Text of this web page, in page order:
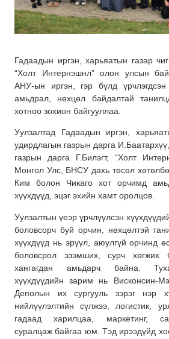
Гадаадын иргэн, харьяатын газар
“Холт Интернэшнл” олон улсын
АНУ-ын иргэн, гэр бүлд үрчлэгдсэн
амьдрал, нөхцөл байдалтай
хотноо зохион байгууллаа.
Уулзалтад Гадаадын иргэн,
удирдлагын газрын дарга
газрын дарга Г.Билэгт, “Холт
Монгол Улс, БНСУ дахь төсөл
Ким болон Чикаго хот орчимд
хүүхдүүд, эцэг эхийн хамт оролцов.
Уулзалтын үеэр үрчлүүлсэн
боловсорч буй орчин, нөхцөлтэй
хүүхдүүд нь эрүүл, аюулгүй орчинд
боловсрол эзэмших, сурч
хангагдан амьдарч байна.
хүүхдүүдийн зарим нь Висконсин-
Деполын их сургууль зэрэг нэр
нийлүүлэлтийн сүлжээ, логистик,
гадаад харилцаа, маркетинг,
суралцаж байгаа юм. Тэд ирээдүйд